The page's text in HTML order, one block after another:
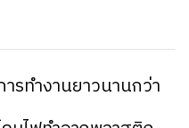
รทำงานยาวนานกว่า